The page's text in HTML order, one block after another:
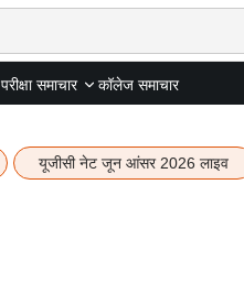
परीक्षा समाचार कॉलेज समाचार
यूजीसी नेट जून आंसर 2026 लाइव